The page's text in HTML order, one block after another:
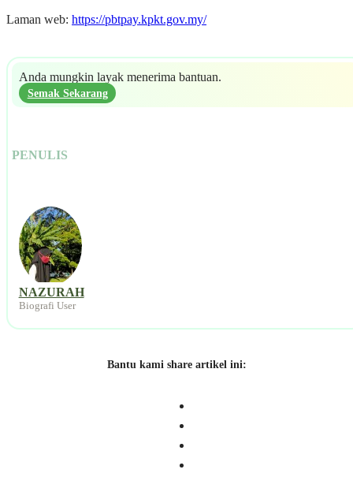
Laman web: https://pbtpay.kpkt.gov.my/
Anda mungkin layak menerima bantuan.
Semak Sekarang
PENULIS
NAZURAH
Biografi User
Bantu kami share artikel ini: